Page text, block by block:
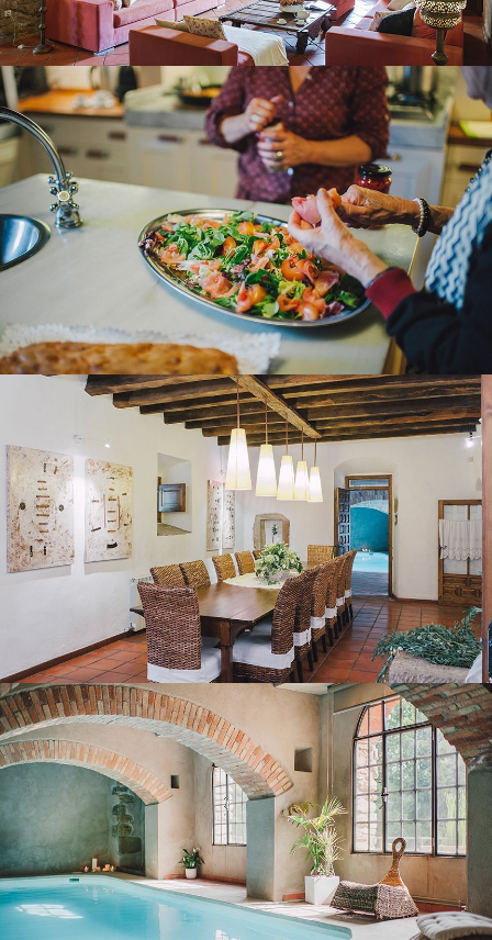
KITCHEN – DINING ROOM
DINING ROOM
HEATED INDOOR POOL